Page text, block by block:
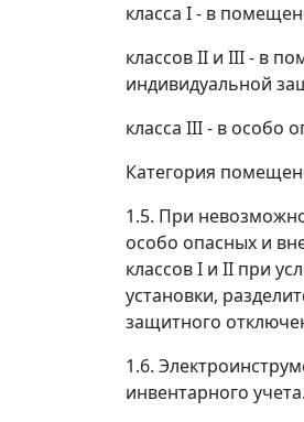
класса I - в
классов II и III - в
индивидуальной
класса III - в особо
Категория
1.5. При
особо опасных и
классов I и II при
установки,
защитного
1.6.
инвентарного учета.